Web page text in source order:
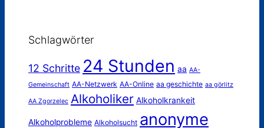
Schlagwörter
12 Schritte 24 Stunden aa AA-
Gemeinschaft AA-Netzwerk AA-Online aa geschichte aa görlitz
AA Zgorzelec Alkoholiker Alkoholkrankeit
Alkoholprobleme Alkoholsucht anonyme